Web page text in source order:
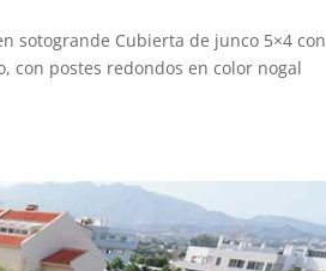
sotogrande Cubierta de junco 5×4 con
con postes redondos en color nogal